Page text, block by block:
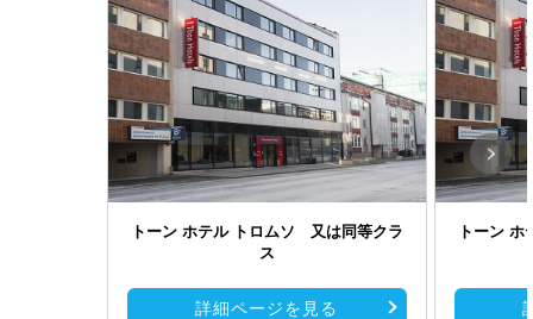
トーン ホテル トロムソ 又は同等クラ
ス
詳細ページを見る
トーン